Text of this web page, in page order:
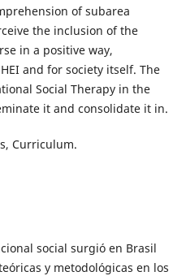
of subarea
the inclusion of the
in a positive way,
and for society itself. The
Social Therapy in the
it and consolidate it in.
Curriculum.
social surgió en Brasil
y metodológicas en los